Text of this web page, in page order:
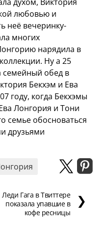
любовью и
неё вечеринку-
многих
нарядила в
Ну а 25
семейный обед в
Бекхэм и Ева
году, когда Бекхэмы
Лонгория и Тони
семье обосноваться
друзьями
Леди Гага в Твиттере
показала упавшие в
кофе ресницы
❯